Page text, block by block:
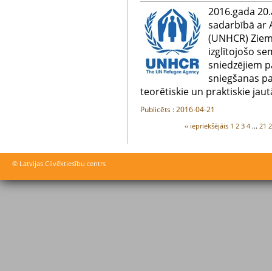
2016.gada
sadarbībā ar
(UNHCR)
izglītojošo
sniedzējiem
sniegšanas
teorētiskie un praktiskie
Publicēts : 2016-04-21
‹‹ iepriekšējāis 1 2 3 4 ...21
© Latvijas Cilvēktiesību centrs